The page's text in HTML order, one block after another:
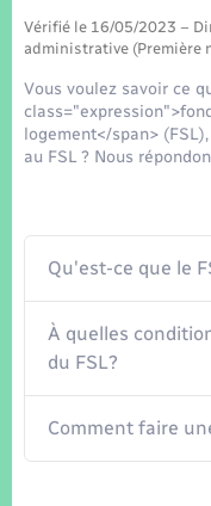
Seniors
Transports
Voirie et espace
Vérifié le 16/05/2023 –
administrative (Première
Vous voulez savoir ce
logement</span>
au FSL ? Nous
Qu'est-ce que le
À quelles
du FSL?
Comment faire